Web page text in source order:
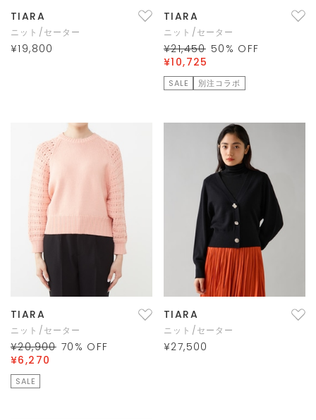
TIARA
ニット/セーター
¥19,800
TIARA
ニット/セーター
¥21,450 50 % OFF
¥10,725
SALE 別注コラボ
TIARA
ニット/セーター
¥20,900 70 % OFF
¥6,270
SALE
TIARA
ニット/セーター
¥27,500